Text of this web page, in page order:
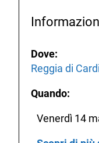
Dove:
Reggia di
Quando:
Venerdì 14